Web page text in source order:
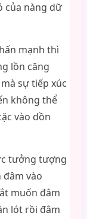
của nàng dữ
mạnh thì
lồn căng
sự tiếp xúc
không thể
vào dồn
tưởng tượng
vào
muốn đâm
lót rồi đâm